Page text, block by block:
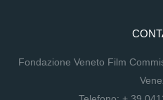
Fondazione Veneto Film